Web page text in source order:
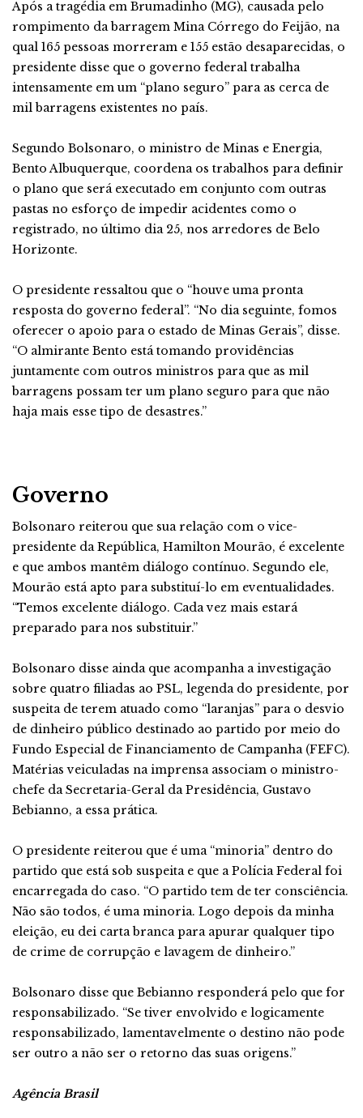
Após a tragédia em Brumadinho (MG), causada pelo
rompimento da barragem Mina Córrego do Feijão, na
qual 165 pessoas morreram e 155 estão desaparecidas, o
presidente disse que o governo federal trabalha
intensamente em um “plano seguro” para as cerca de
mil barragens existentes no país.
Segundo Bolsonaro, o ministro de Minas e Energia,
Bento Albuquerque, coordena os trabalhos para definir
o plano que será executado em conjunto com outras
pastas no esforço de impedir acidentes como o
registrado, no último dia 25, nos arredores de Belo
Horizonte.
O presidente ressaltou que o “houve uma pronta
resposta do governo federal”. “No dia seguinte, fomos
oferecer o apoio para o estado de Minas Gerais”, disse.
“O almirante Bento está tomando providências
juntamente com outros ministros para que as mil
barragens possam ter um plano seguro para que não
haja mais esse tipo de desastres.”
Governo
Bolsonaro reiterou que sua relação com o vice-
presidente da República, Hamilton Mourão, é excelente
e que ambos mantêm diálogo contínuo. Segundo ele,
Mourão está apto para substituí-lo em eventualidades.
“Temos excelente diálogo. Cada vez mais estará
preparado para nos substituir.”
Bolsonaro disse ainda que acompanha a investigação
sobre quatro filiadas ao PSL, legenda do presidente, por
suspeita de terem atuado como “laranjas” para o desvio
de dinheiro público destinado ao partido por meio do
Fundo Especial de Financiamento de Campanha (FEFC).
Matérias veiculadas na imprensa associam o ministro-
chefe da Secretaria-Geral da Presidência, Gustavo
Bebianno, a essa prática.
O presidente reiterou que é uma “minoria” dentro do
partido que está sob suspeita e que a Polícia Federal foi
encarregada do caso. “O partido tem de ter consciência.
Não são todos, é uma minoria. Logo depois da minha
eleição, eu dei carta branca para apurar qualquer tipo
de crime de corrupção e lavagem de dinheiro.”
Bolsonaro disse que Bebianno responderá pelo que for
responsabilizado. “Se tiver envolvido e logicamente
responsabilizado, lamentavelmente o destino não pode
ser outro a não ser o retorno das suas origens.”
Agência Brasil